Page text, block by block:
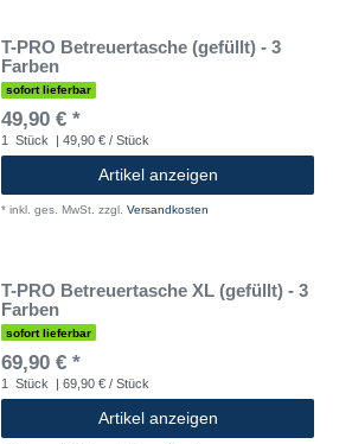
T-PRO Betreuertasche (gefüllt) - 3
Farben
sofort lieferbar
49,90 € *
1 Stück | 49,90 € / Stück
Artikel anzeigen
* inkl. ges. MwSt. zzgl. Versandkosten
T-PRO Betreuertasche XL (gefüllt) - 3
Farben
sofort lieferbar
69,90 € *
1 Stück | 69,90 € / Stück
Artikel anzeigen